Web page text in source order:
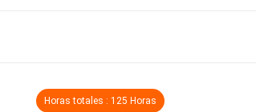
Horas totales : 125 Horas